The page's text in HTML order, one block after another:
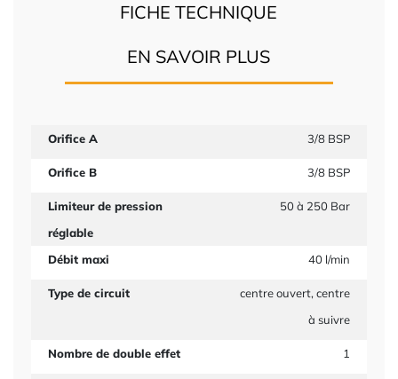
FICHE TECHNIQUE
EN SAVOIR PLUS
Orifice A 3/8 BSP
Orifice B 3/8 BSP
Limiteur de pression
réglable
50 à 250 Bar
Débit maxi 40 l/min
Type de circuit
centre ouvert, centre
à suivre
Nombre de double effet 1